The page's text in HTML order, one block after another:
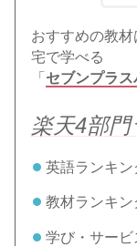
おすすめの教
宅で学べる
「 セブンプラ
楽天4部
英語ランキン
教材ランキン
学び・サー